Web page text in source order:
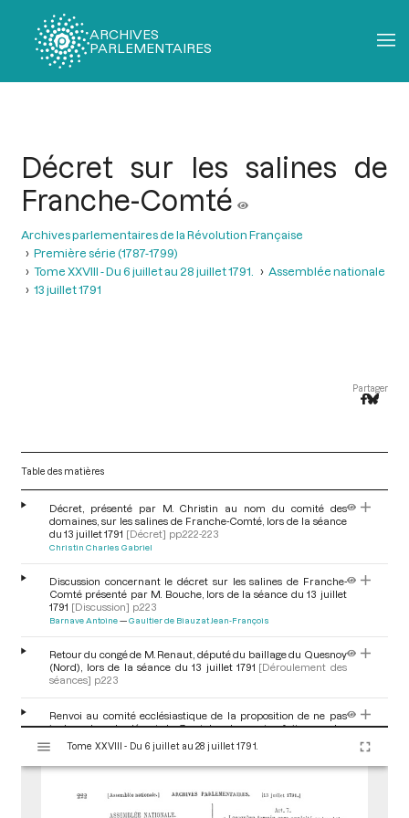
ARCHIVES
PARLEMENTAIRES
Décret sur les salines de
Franche-Comté
Archives parlementaires de la Révolution Française
Première série (1787-1799)
Tome XXVIII - Du 6 juillet au 28 juillet 1791.
Assemblée nationale
13 juillet 1791
Partager
Table des matières
Décret, présenté par M. Christin au nom du comité des
domaines, sur les salines de Franche-Comté, lors de la séance
du 13 juillet 1791 [Décret] pp.222-223
Christin Charles Gabriel
Discussion concernant le décret sur les salines de Franche-
Comté présenté par M. Bouche, lors de la séance du 13 juillet
1791 [Discussion] p.223
Barnave Antoine Gaultier de Biauzat Jean-François
Retour du congé de M. Renaut, député du baillage du Quesnoy
(Nord), lors de la séance du 13 juillet 1791 [Déroulement des
séances] p.223
Renvoi au comité ecclésiastique de la proposition de ne pas
inclure dans le décret du 7 octobre les ventes faites par les
fabriques avec le consentement des municipalités, lors de la
séance du 13 juillet 1791 [Renvoi aux comités]
s
Tome XXVIII - Du 6 juillet au 28 juillet 1791.